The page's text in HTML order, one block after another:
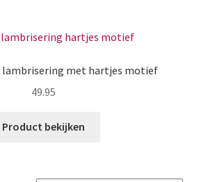
lambrisering met hartjes motief
49.95
Product bekijken